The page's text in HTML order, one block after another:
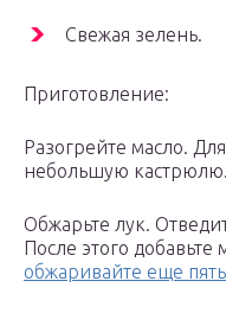
Свежая зелень.
Приготовление:
Разогрейте масло.
небольшую кастрюлю.
Обжарьте лук.
После этого
обжаривайте еще